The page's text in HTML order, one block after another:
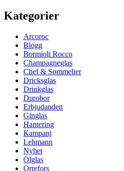
Kategorier
Arcoroc
Blogg
Bormioli Rocco
Champagneglas
Chef & Sommelier
Dricksglas
Drinkglas
Durobor
Erbjudanden
Ginglas
Hantering
Kampanj
Lehmann
Nyhet
Ölglas
Orrefors